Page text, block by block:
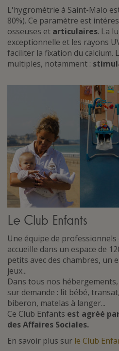
L'hygrométrie à Saint-Malo
80%). Ce paramètre est
osseuses et articulaires. La
exceptionnelle et les rayons
faciliter la fixation du calcium.
multiples, notamment :
Le Club Enfants
Une équipe de
accueille dans un espace de
petits avec des chambres, un
jeux...
Dans tous nos
sur demande : lit bébé,
biberon, matelas à langer...
Ce Club Enfants est agréé
des Affaires Sociales.
En savoir plus sur le Club